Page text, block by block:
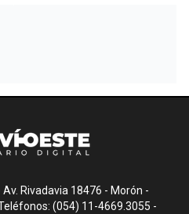
Rivadavia 18476 - Morón -
(054) 11-4669.3055 -